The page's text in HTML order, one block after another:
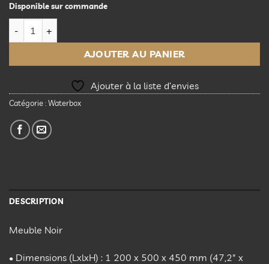
Disponible sur commande
AJOUTER AU PANIER
Ajouter à la liste d’envies
Catégorie :Waterbox
DESCRIPTION
Meuble Noir
• Dimensions (LxlxH) : 1 200 x 500 x 450 mm (47,2″ x